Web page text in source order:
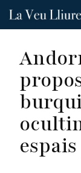
Vés